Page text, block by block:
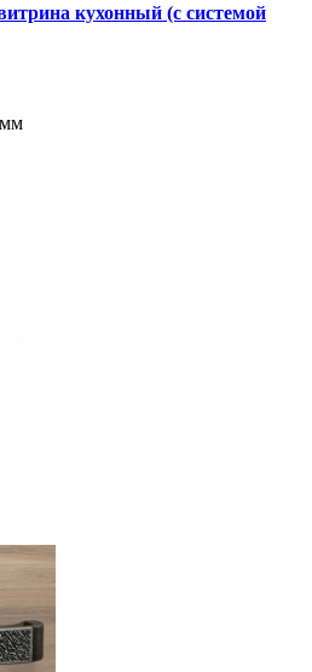
кухонный (с системой
мм